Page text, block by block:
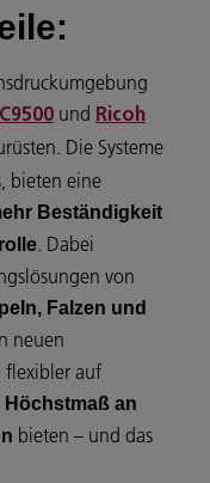
und Ricoh
Die Systeme
bieten eine
Beständigkeit
. Dabei
von
Falzen und
neuen
flexibler auf
Höchstmaß an
bieten – und das